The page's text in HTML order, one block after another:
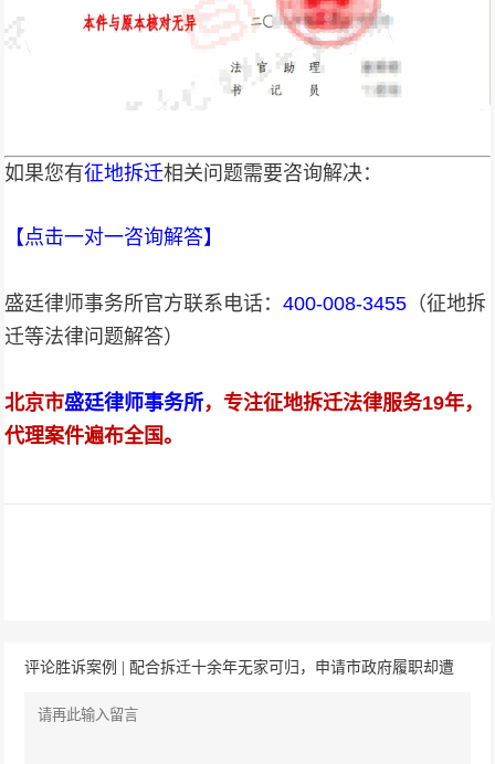
如果您有征地拆迁相关问题需要咨询解决：
【点击一对一咨询解答】
盛廷律师事务所官方联系电话：400-008-3455 （征地拆
迁等法律问题解答）
北京市盛廷律师事务所，专注征地拆迁法律服务19年，
代理案件遍布全国。
评论胜诉案例 | 配合拆迁十余年无家可归，申请市政府履职却遭
“无职责”回复？法院：撤销回复，责令三十日内履行安置补偿！